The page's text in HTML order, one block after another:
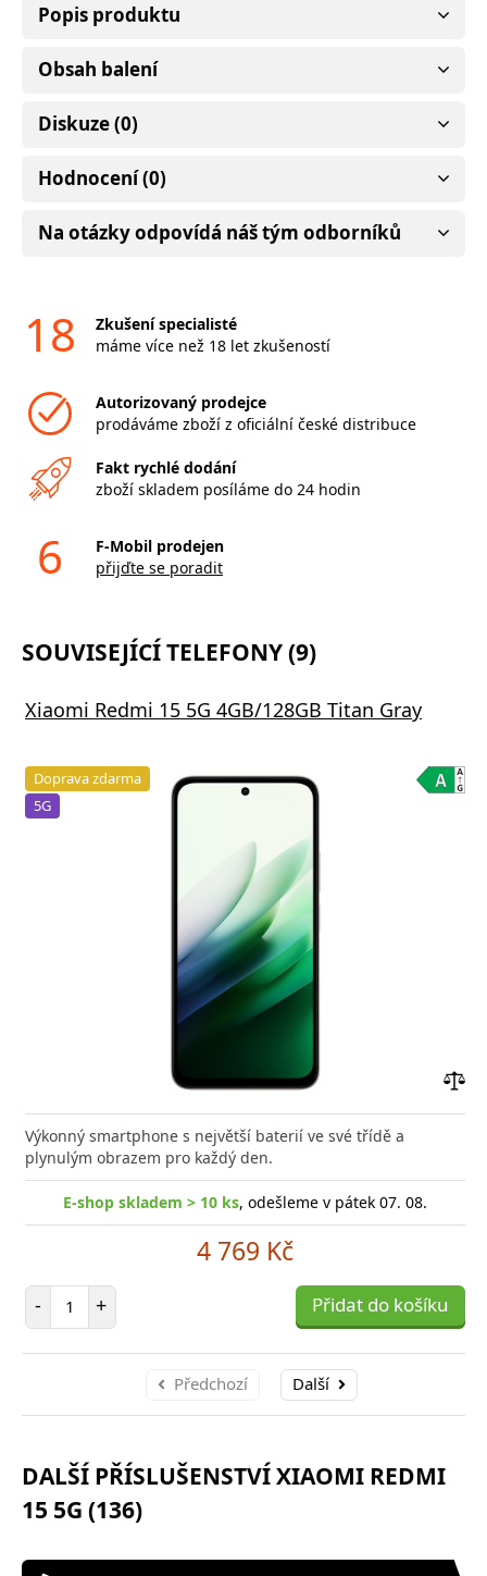
Popis produktu
Obsah balení
Diskuze (0)
Hodnocení (0)
Na otázky odpovídá náš tým odborníků
18
Zkušení specialisté
máme více než 18 let zkušeností
Autorizovaný prodejce
prodáváme zboží z oficiální české distribuce
Fakt rychlé dodání
zboží skladem posíláme do 24 hodin
6
F-Mobil prodejen
přijďte se poradit
SOUVISEJÍCÍ TELEFONY (9)
Xiaomi Redmi 15 5G 4GB/128GB Titan Gray
Doprava zdarma
5G
Výkonný smartphone s největší baterií ve své třídě a
plynulým obrazem pro každý den.
E-shop skladem > 10 ks, odešleme v pátek 07. 08.
4 769 Kč
- Počet položek
+ Přidat do košíku
Předchozí Další
DALŠÍ PŘÍSLUŠENSTVÍ XIAOMI REDMI
15 5G (136)